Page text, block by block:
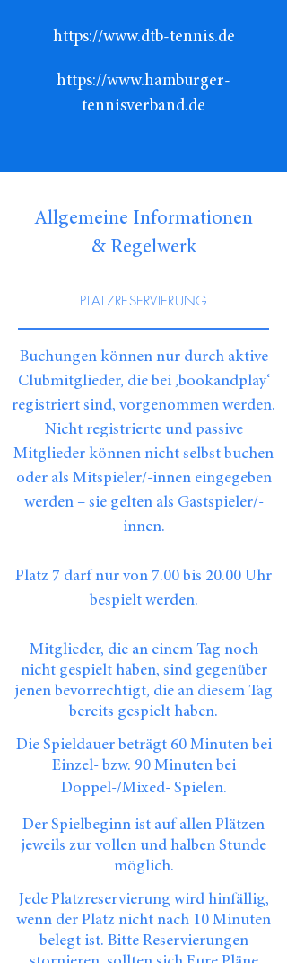
https://www.dtb-tennis.de
https://www.hamburger-
tennisverband.de
Allgemeine Informationen
& Regelwerk
PLATZRESERVIERUNG
Buchungen können nur durch aktive
Clubmitglieder, die bei ‚bookandplay‘
registriert sind, vorgenommen werden.
Nicht registrierte und passive
Mitglieder können nicht selbst buchen
oder als Mitspieler/-innen eingegeben
werden – sie gelten als Gastspieler/-
innen.
Platz 7 darf nur von 7.00 bis 20.00 Uhr
bespielt werden.
Mitglieder, die an einem Tag noch
nicht gespielt haben, sind gegenüber
jenen bevorrechtigt, die an diesem Tag
bereits gespielt haben.
Die Spieldauer beträgt 60 Minuten bei
Einzel- bzw. 90 Minuten bei
Doppel-/Mixed- Spielen.
Der Spielbeginn ist auf allen Plätzen
jeweils zur vollen und halben Stunde
möglich.
Jede Platzreservierung wird hinfällig,
wenn der Platz nicht nach 10 Minuten
belegt ist. Bitte Reservierungen